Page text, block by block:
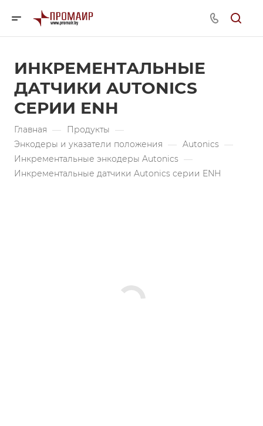
ИНКРЕМЕНТАЛЬНЫЕ
ДАТЧИКИ AUTONICS
СЕРИИ ENH
Главная — Продукты —
Энкодеры и указатели положения — Autonics —
Инкрементальные энкодеры Autonics —
Инкрементальные датчики Autonics серии ENH